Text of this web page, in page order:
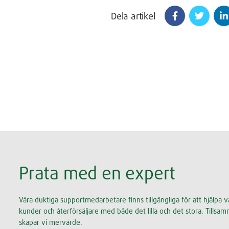
Dela artikel
Prata med en expert
Våra duktiga supportmedarbetare finns tillgängliga för att hjälpa
kunder och återförsäljare med både det lilla och det stora.
skapar vi mervärde.